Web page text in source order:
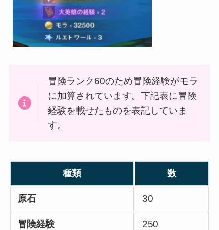
冒険ランク60のため冒険経験がモラ
に加算されています。下記表に冒険
経験を載せたものを表記していま
す。
種類 数
原石 30
冒険経験 250